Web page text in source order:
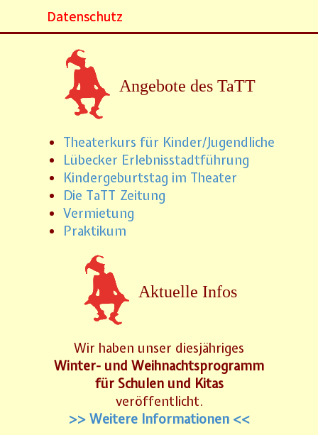
Datenschutz
Angebote des TaTT
Theaterkurs für Kinder/Jugendliche
Lübecker Erlebnisstadtführung
Kindergeburtstag im Theater
Die TaTT Zeitung
Vermietung
Praktikum
Aktuelle Infos
Wir haben unser diesjähriges
Winter- und Weihnachtsprogramm
für Schulen und Kitas
veröffentlicht.
>> Weitere Informationen <<